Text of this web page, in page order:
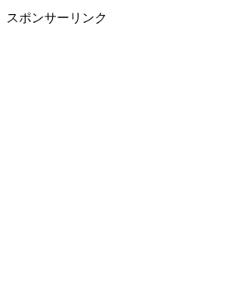
スポンサーリンク